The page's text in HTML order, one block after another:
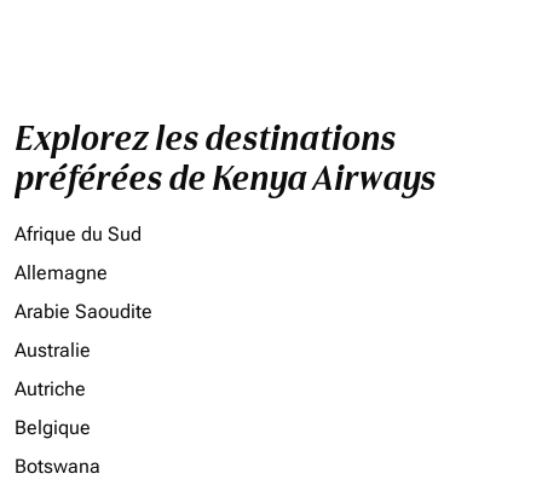
Explorez les destinations
préférées de Kenya Airways
Afrique du Sud
Allemagne
Arabie Saoudite
Australie
Autriche
Belgique
Botswana